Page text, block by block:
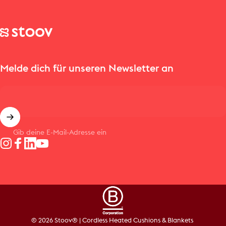
Stoov® | Cordless Heated Cushions & Blankets
Melde dich für unseren Newsletter an
Gib deine E-Mail-Adresse ein
© 2026 Stoov® | Cordless Heated Cushions & Blankets